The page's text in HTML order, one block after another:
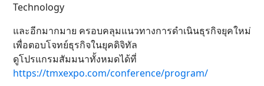
Technology
และอีกมากมาย ครอบคลุมแนวทางการดำเนินธุรกิจยุคใหม่
เพื่อตอบโจทย์ธุรกิจในยุคดิจิทัล
ดูโปรแกรมสัมมนาทั้งหมดได้ที่
https://tmxexpo.com/conference/program/